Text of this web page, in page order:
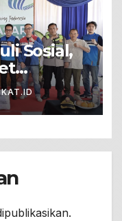
Sosial,
Murah
Di